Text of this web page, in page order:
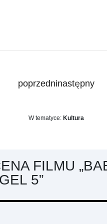
poprzedninastępny
W tematyce: Kultura
FILMU
5”